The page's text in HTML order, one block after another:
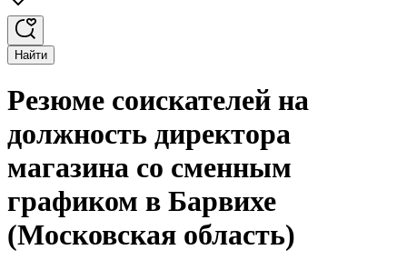
Найти
Резюме соискателей на
должность директора
магазина со сменным
графиком в Барвихе
(Московская область)